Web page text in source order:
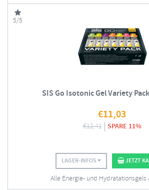
5/5
SIS Go Isotonic Gel Variety
€11,03
€12,41 SPARE 11%
LAGER-INFOS JETZT
Alle Energie- und Hydratationsgels